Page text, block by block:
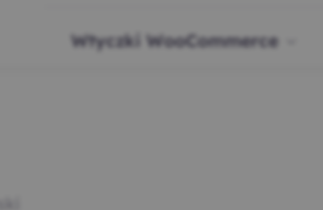
Wtyczki WooCommerce